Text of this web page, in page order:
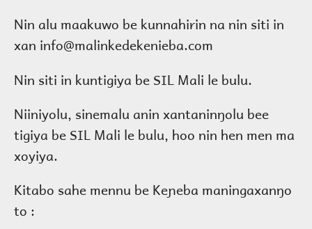
Nin alu maakuwo be kunnahirin na nin siti in
xan info@malinkedekenieba.com
Nin siti in kuntigiya be SIL Mali le bulu.
Niiniyolu, sinemalu anin xantaninŋolu bee
tigiya be SIL Mali le bulu, hoo nin hen men ma
xoyiya.
Kitabo sahe mennu be Keɲeba maningaxanŋo
to :